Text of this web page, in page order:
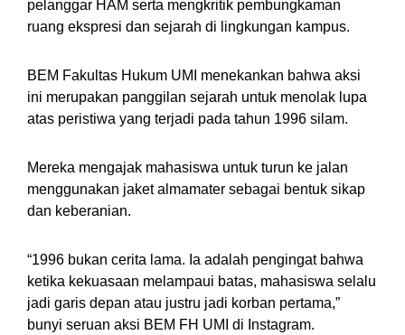
pelanggar HAM serta mengkritik pembungkaman
ruang ekspresi dan sejarah di lingkungan kampus.
BEM Fakultas Hukum UMI menekankan bahwa aksi
ini merupakan panggilan sejarah untuk menolak lupa
atas peristiwa yang terjadi pada tahun 1996 silam.
Mereka mengajak mahasiswa untuk turun ke jalan
menggunakan jaket almamater sebagai bentuk sikap
dan keberanian.
“1996 bukan cerita lama. Ia adalah pengingat bahwa
ketika kekuasaan melampaui batas, mahasiswa selalu
jadi garis depan atau justru jadi korban pertama,”
bunyi seruan aksi BEM FH UMI di Instagram.